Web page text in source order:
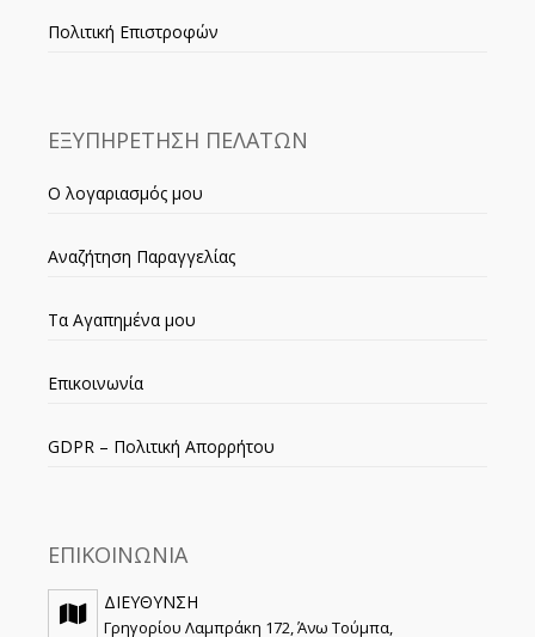
Πολιτική Επιστροφών
ΕΞΥΠΗΡΕΤΗΣΗ ΠΕΛΑΤΩΝ
Ο λογαριασμός μου
Αναζήτηση Παραγγελίας
Τα Αγαπημένα μου
Επικοινωνία
GDPR – Πολιτική Απορρήτου
ΕΠΙΚΟΙΝΩΝΙΑ
ΔΙΕΥΘΥΝΣΗ
Γρηγορίου Λαμπράκη 172, Άνω Τούμπα,